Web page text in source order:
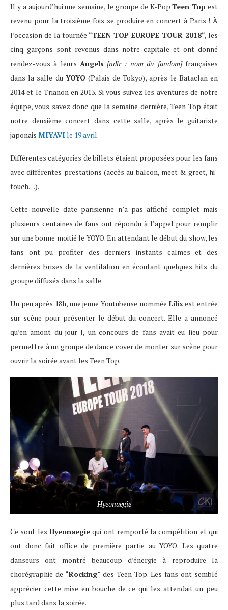
Il y a aujourd’hui une semaine, le groupe de K-PopTeen Top est
revenu pour la troisième fois se produire en concert à Paris ! À
l’occasion de la tournée “TEEN TOP EUROPE TOUR 2018“, les
cinq garçons sont revenus dans notre capitale et ont donné
rendez-vous à leurs Angels [ndlr : nom du fandom]françaises
dans la salle du YOYO(Palais de Tokyo), après le Bataclan en
2014 et le Trianon en 2013. Si vous suivez les aventures de notre
équipe, vous savez donc que la semaine dernière, Teen Top était
notre deuxième concert dans cette salle, après le guitariste
japonais MIYAVIle 19 avril.
Différentes catégories de billets étaient proposées pour les fans
avec différentes prestations (accès au balcon, meet & greet, hi-
touch…).
Cette nouvelle date parisienne n’a pas affiché complet mais
plusieurs centaines de fans ont répondu à l’appel pour remplir
sur une bonne moitié le YOYO. En attendant le début du show, les
fans ont pu profiter des derniers instants calmes et des
dernières brises de la ventilation en écoutant quelques hits du
groupe diffusés dans la salle.
Un peu après 18h, une jeune Youtubeuse nommée Lilixest entrée
sur scène pour présenter le début du concert. Elle a annoncé
qu’en amont du jour J, un concours de fans avait eu lieu pour
permettre à un groupe de dance cover de monter sur scène pour
ouvrir la soirée avant les Teen Top.
Hyeonaegie
Ce sont les Hyeonaegiequi ont remporté la compétition et qui
ont donc fait office de première partie au YOYO. Les quatre
danseurs ont montré beaucoup d’énergie à reproduire la
chorégraphie de “Rocking” des Teen Top. Les fans ont semblé
apprécier cette mise en bouche de ce qui les attendait un peu
plus tard dans la soirée.